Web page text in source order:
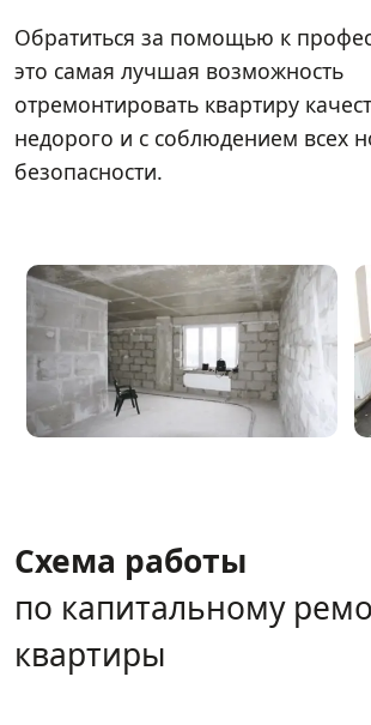
Обратиться за помощью к
это самая лучшая возможность
отремонтировать квартиру
недорого и с соблюдением всех
безопасности.
Схема работы
по капитальному
квартиры